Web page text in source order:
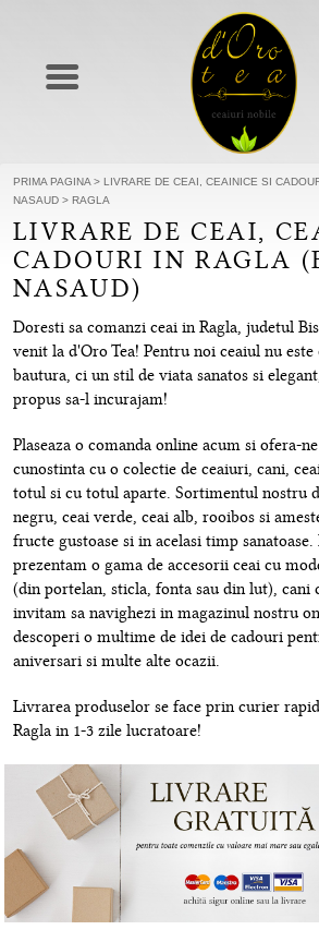
PRIMA PAGINA > LIVRARE DE CEAI, CEAINICE SI
NASAUD > RAGLA
LIVRARE DE CEAI,
CADOURI IN RAGLA
NASAUD)
Doresti sa comanzi ceai in Ragla, judetul
venit la d'Oro Tea! Pentru noi ceaiul nu
bautura, ci un stil de viata sanatos si
propus sa-l incurajam!
Plaseaza o comanda online acum si ofera-
cunostinta cu o colectie de ceaiuri, cani,
totul si cu totul aparte. Sortimentul nostru
negru, ceai verde, ceai alb, rooibos si
fructe gustoase si in acelasi timp
prezentam o gama de accesorii ceai cu
(din portelan, sticla, fonta sau din lut), cani
invitam sa navighezi in magazinul nostru
descoperi o multime de idei de cadouri
aniversari si multe alte ocazii.
Livrarea produselor se face prin curier
Ragla in 1-3 zile lucratoare!